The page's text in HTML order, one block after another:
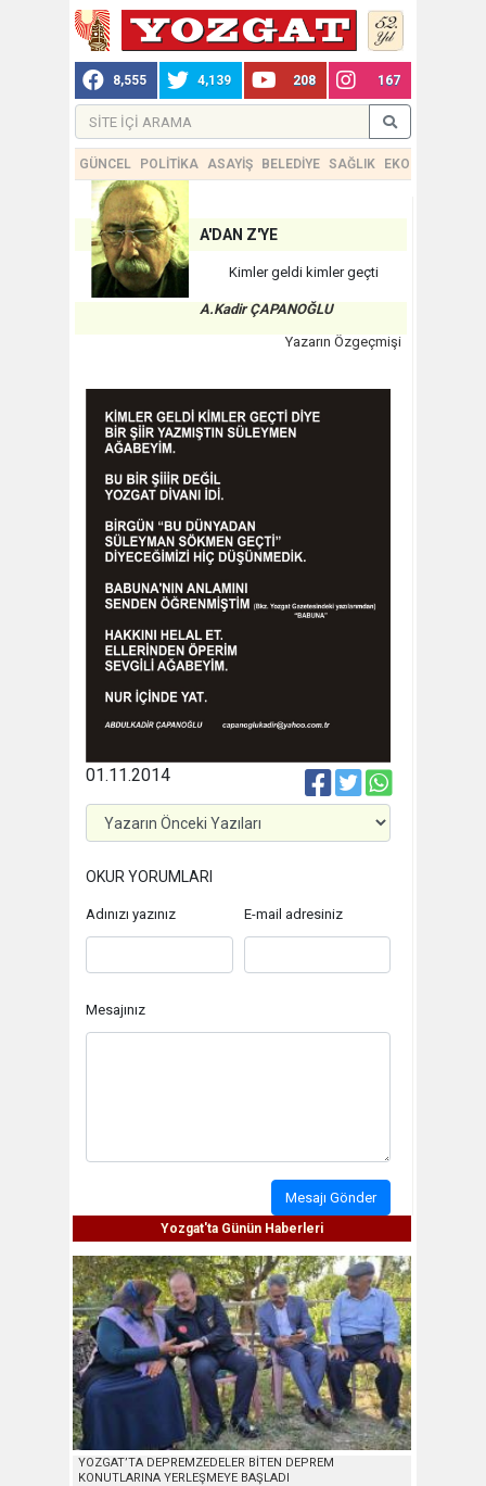
8,555 4,139 208 167
GÜNCEL POLİTİKA ASAYİŞ BELEDİYE SAĞLIK EKONOMİ
A'DAN Z'YE
Kimler geldi kimler geçti
A.Kadir ÇAPANOĞLU
Yazarın Özgeçmişi
01.11.2014
OKUR YORUMLARI
Adınızı yazınız E-mail adresiniz
Mesajınız
Mesajı Gönder
Yozgat'ta Günün Haberleri
YOZGAT’TA DEPREMZEDELER BİTEN DEPREM
KONUTLARINA YERLEŞMEYE BAŞLADI